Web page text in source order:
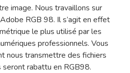
image. Nous travaillons sur
RGB 98. Il s’agit en effet
le plus utilisé par les
professionnels. Vous
nous transmettre des fichiers
rabattu en RGB98.